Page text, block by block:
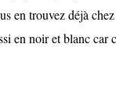
en trouvez déjà
en noir et blanc car